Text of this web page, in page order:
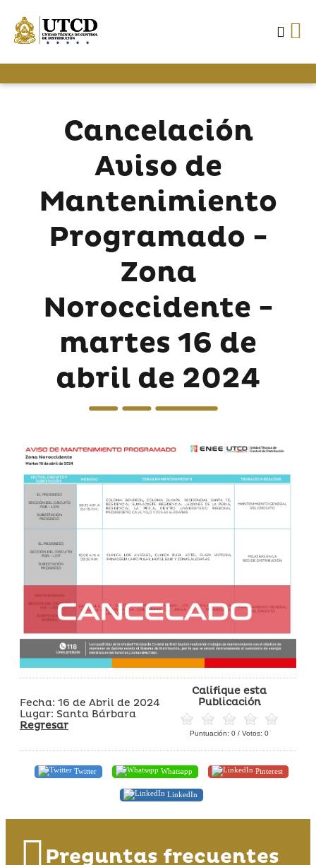
Cancelación
Aviso de
Mantenimiento
Programado -
Zona
Noroccidente -
martes 16 de
abril de 2024
Fecha: 16 de Abril de 2024
Lugar: Santa Bárbara
Regresar
Califique esta
Publicación
Puntuación: 0 / Votos: 0
Twitter Whatsapp Pinterest
LinkedIn
Preguntas frecuentes